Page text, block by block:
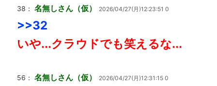
38： 名無しさん（仮） 2026/04/27(月)12:23:51 0
>>32
いや...クラウドでも笑えるな...
56： 名無しさん（仮） 2026/04/27(月)12:31:15 0